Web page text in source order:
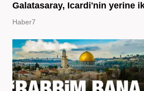
Galatasaray, Icardi'nin yerine
Haber7